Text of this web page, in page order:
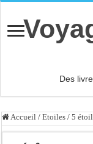
Des
Accueil / Etoiles / 5